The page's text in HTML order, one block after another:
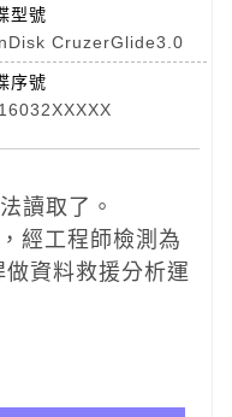
型號
CruzerGlide3.0
序號
讀取了。
經工程師檢測為
資料救援分析運